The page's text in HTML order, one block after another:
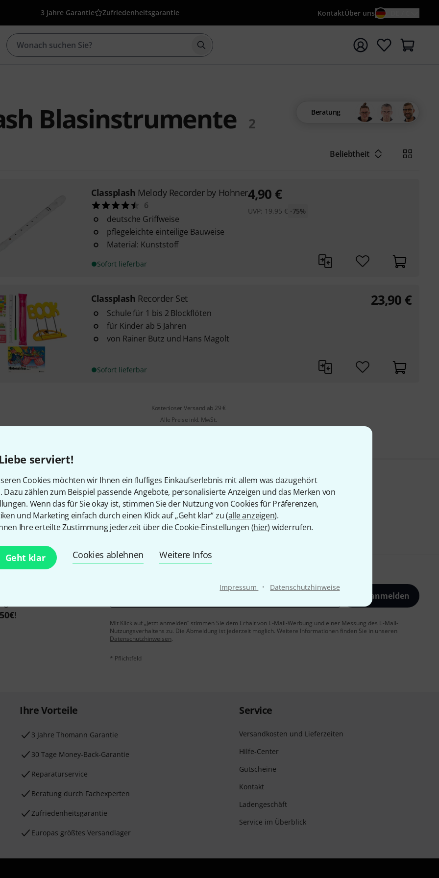
serviert!
Cookies möchten wir Ihnen ein fluffiges Einkaufserlebnis mit allem was dazugehört
Dazu zählen zum Beispiel passende Angebote, personalisierte Anzeigen und das Merken von
Wenn das für Sie okay ist, stimmen Sie der Nutzung von Cookies für Präferenzen,
und Marketing einfach durch einen Klick auf „Geht klar“ zu (alle anzeigen).
Ihre erteilte Zustimmung jederzeit über die Cookie-Einstellungen (hier) widerrufen.
Geht klar Cookies ablehnen Weitere Infos
Impressum · Datenschutzhinweise
3 Jahre Garantie Zufriedenheitsgarantie KontaktÜber uns
Suche mit Suchwort {searchTerm} starten
Blasinstrumente 2
Beratung
Beliebtheit
Classplash Melody Recorder by Hohner
6
deutsche Griffweise
pflegeleichte einteilige Bauweise
Material: Kunststoff
Sofort lieferbar
4,90 €
UVP: 19,95 € -75%
Classplash Recorder Set
Schule für 1 bis 2 Blockflöten
für Kinder ab 5 Jahren
von Rainer Butz und Hans Magolt
Sofort lieferbar
23,90 €
Kostenloser Versand ab 29 €
Alle Preise inkl. MwSt.
Gefällt Ihnen, was Sie sehen?
Teilen Hilfe & Feedback
mit etwas Glück
50€!
Jetzt anmelden
Mit Klick auf „Jetzt anmelden“ stimmen Sie dem Erhalt von E-Mail-Werbung und einer Messung des E-Mail-
Nutzungsverhaltens zu. Die Abmeldung ist jederzeit möglich. Weitere Informationen finden Sie in unseren
Datenschutzhinweisen.
* Pflichtfeld
Ihre Vorteile
3 Jahre Thomann Garantie
30 Tage Money-Back-Garantie
Reparaturservice
Beratung durch Fachexperten
Zufriedenheitsgarantie
Europas größtes Versandlager
Service
Versandkosten und Lieferzeiten
Hilfe-Center
Gutscheine
Kontakt
Ladengeschäft
Service im Überblick